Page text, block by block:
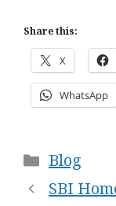
Share this:
X
WhatsApp
Categories
Blog
SBI